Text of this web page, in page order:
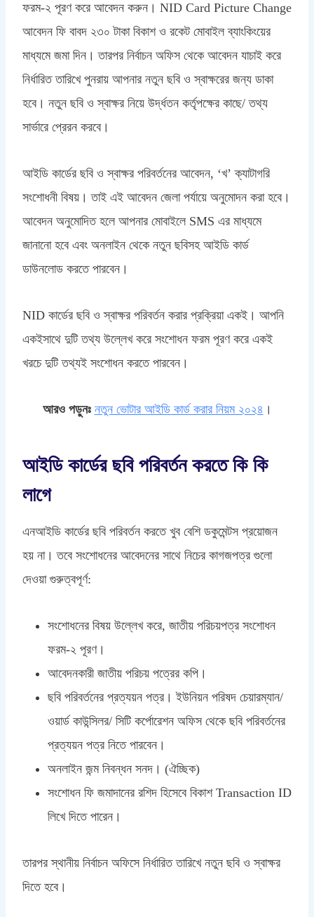
ফরম-২ পূরণ করে আবেদন করুন। NID Card Picture Change
আবেদন ফি বাবদ ২৩০ টাকা বিকাশ ও রকেট মোবাইল ব্যাংকিংয়ের
মাধ্যমে জমা দিন। তারপর নির্বাচন অফিস থেকে আবেদন যাচাই করে
নির্ধারিত তারিখে পুনরায় আপনার নতুন ছবি ও স্বাক্ষরের জন্য ডাকা
হবে। নতুন ছবি ও স্বাক্ষর নিয়ে উর্দ্ধতন কর্তৃপক্ষের কাছে/ তথ্য
সার্ভারে প্রেরন করবে।
আইডি কার্ডের ছবি ও স্বাক্ষর পরিবর্তনের আবেদন, ‘খ’ ক্যাটাগরি
সংশোধনী বিষয়। তাই এই আবেদন জেলা পর্যায়ে অনুমোদন করা হবে।
আবেদন অনুমোদিত হলে আপনার মোবাইলে SMS এর মাধ্যমে
জানানো হবে এবং অনলাইন থেকে নতুন ছবিসহ আইডি কার্ড
ডাউনলোড করতে পারবেন।
NID কার্ডের ছবি ও স্বাক্ষর পরিবর্তন করার প্রক্রিয়া একই। আপনি
একইসাথে দুটি তথ্য উল্লেখ করে সংশোধন ফরম পূরণ করে একই
খরচে দুটি তথ্যই সংশোধন করতে পারবেন।
আরও পড়ুনঃ নতুন ভোটার আইডি কার্ড করার নিয়ম ২০২৪ ।
আইডি কার্ডের ছবি পরিবর্তন করতে কি কি
লাগে
এনআইডি কার্ডের ছবি পরিবর্তন করতে খুব বেশি ডকুমেন্টস প্রয়োজন
হয় না। তবে সংশোধনের আবেদনের সাথে নিচের কাগজপত্র গুলো
দেওয়া গুরুত্বপূর্ণ:
সংশোধনের বিষয় উল্লেখ করে, জাতীয় পরিচয়পত্র সংশোধন
ফরম-২ পূরণ।
আবেদনকারী জাতীয় পরিচয় পত্রের কপি।
ছবি পরিবর্তনের প্রত্যয়ন পত্র। ইউনিয়ন পরিষদ চেয়ারম্যান/
ওয়ার্ড কাউন্সিলর/ সিটি কর্পোরেশন অফিস থেকে ছবি পরিবর্তনের
প্রত্যয়ন পত্র নিতে পারবেন।
অনলাইন জন্ম নিবন্ধন সনদ। (ঐচ্ছিক)
সংশোধন ফি জমাদানের রশিদ হিসেবে বিকাশ Transaction ID
লিখে দিতে পারেন।
তারপর স্থানীয় নির্বাচন অফিসে নির্ধারিত তারিখে নতুন ছবি ও স্বাক্ষর
দিতে হবে।